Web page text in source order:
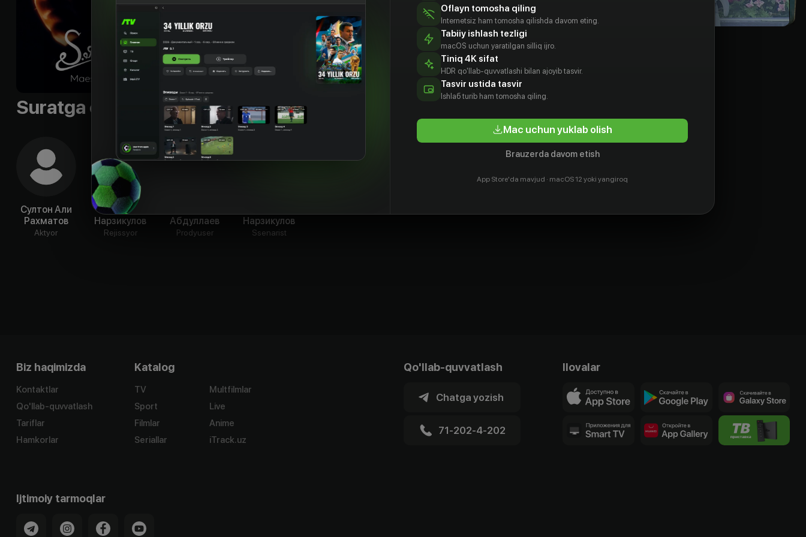
Suratga olish guruhi
Султон Али
Рахматов
Aktyor
Жамшид
Нарзикулов
Rejissyor
Абдуллаев
Prodyuser
Нарзикулов
Ssenarist
Biz haqimizda
Kontaktlar
Qo'llab-quvvatlash
Tariflar
Hamkorlar
Katalog
TV
Sport
Filmlar
Seriallar
Multfilmlar
Live
Anime
iTrack.uz
Qo'llab-quvvatlash
Chatga yozish
71-202-4-202
Ilovalar
Ijtimoiy tarmoqlar
Oflayn tomosha qiling
Internetsiz ham tomosha qilishda davom eting.
Tabiiy ishlash tezligi
macOS uchun yaratilgan silliq ijro.
Tiniq 4K sifat
HDR qo'llab-quvvatlashi bilan ajoyib tasvir.
Tasvir ustida tasvir
Ishlаб turib ham tomosha qiling.
Mac uchun yuklab olish
Brauzerda davom etish
App Store'da mavjud · macOS 12 yoki yangiroq